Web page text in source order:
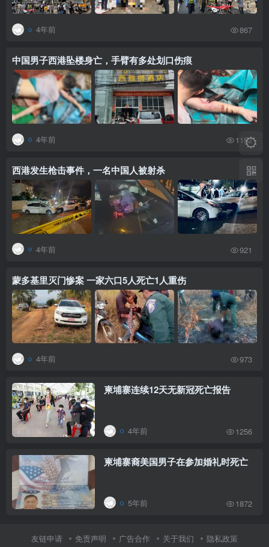
4年前 867
中国男子西港坠楼身亡，手臂有多处划口伤痕
4年前 1152
西港发生枪击事件，一名中国人被射杀
4年前 921
蒙多基里灭门惨案 一家六口5人死亡1人重伤
4年前 973
柬埔寨连续12天无新冠死亡报告
4年前 1256
柬埔寨裔美国男子在参加婚礼时死亡
5年前 1872
友链申请 免责声明 广告合作 关于我们 隐私政策